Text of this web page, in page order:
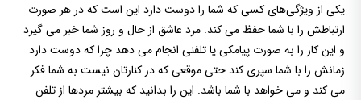
یکی از ویژگی‌های کسی که شما را دوست دارد این است که در هر صورت
ارتباطش را با شما حفظ می کند. مرد عاشق از حال و روز شما خبر می گیرد
و این کار را به صورت پیامکی یا تلفنی انجام می دهد چرا که دوست دارد
زمانش را با شما سپری کند حتی موقعی که در کنارتان نیست به شما فکر
می کند و می خواهد با شما باشد. این را بدانید که بیشتر مردها از تلفن